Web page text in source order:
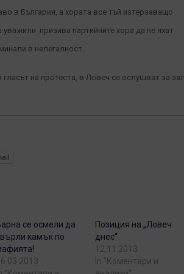
в България, а хората все тъй изтерзаващо
призива партийните хора да не яхат
в нелегалност.
гласът на протеста, в Ловеч се ослушват за
се осмели да
камък по
Позиция на „Ловеч
днес“
12.11.2013
In "Коментари и